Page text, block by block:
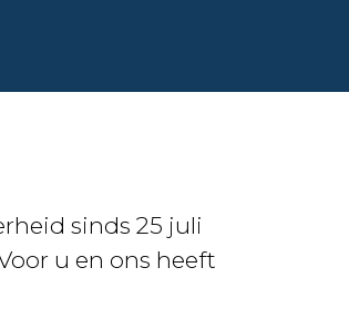
sinds 25 juli
u en ons heeft